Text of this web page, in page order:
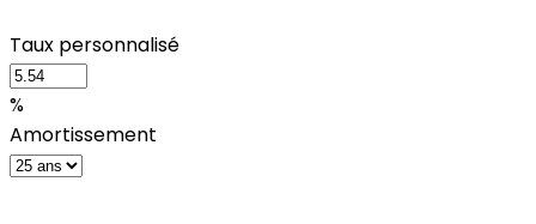
Taux personnalisé
%
Amortissement